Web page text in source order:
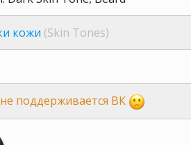
кожи (Skin Tones)
поддерживается ВК